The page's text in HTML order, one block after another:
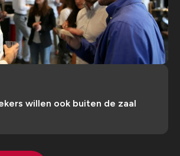
willen ook buiten de zaal